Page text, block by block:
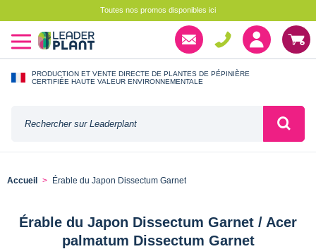
Toutes nos promos disponibles ici
PRODUCTION ET VENTE DIRECTE DE PLANTES DE PÉPINIÈRE
CERTIFIÉE HAUTE VALEUR ENVIRONNEMENTALE
Accueil Érable du Japon Dissectum Garnet
Érable du Japon Dissectum Garnet / Acer
palmatum Dissectum Garnet